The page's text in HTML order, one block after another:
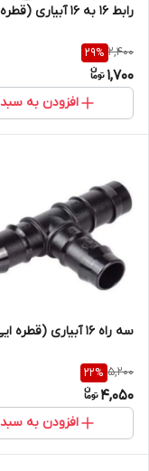
رابط 16 به 16 آبیاری (قطره ایی)
2,400
29%
1,700
افزودن به سبد
سه راه 16 آبیاری (قطره ایی)
5,200
22%
4,050
افزودن به سبد